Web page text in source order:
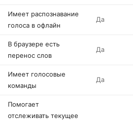
Имеет распознавание
голоса в офлайн
Да
В браузере есть
перенос слов
Да
Имеет голосовые
команды
Да
Помогает
отслеживать текущее